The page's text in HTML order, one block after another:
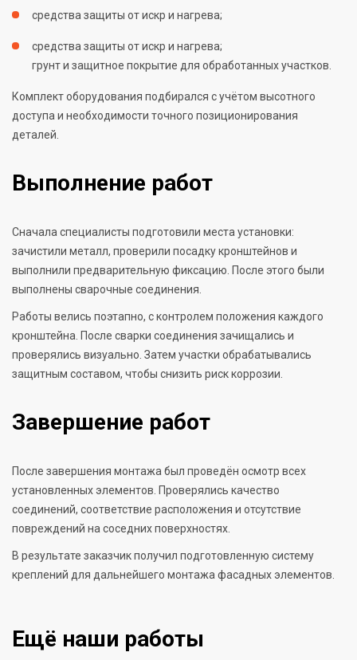
средства защиты от искр и нагрева;
средства защиты от искр и нагрева;
грунт и защитное покрытие для обработанных участков.
Комплект оборудования подбирался с учётом высотного
доступа и необходимости точного позиционирования
деталей.
Выполнение работ
Сначала специалисты подготовили места установки:
зачистили металл, проверили посадку кронштейнов и
выполнили предварительную фиксацию. После этого были
выполнены сварочные соединения.
Работы велись поэтапно, с контролем положения каждого
кронштейна. После сварки соединения зачищались и
проверялись визуально. Затем участки обрабатывались
защитным составом, чтобы снизить риск коррозии.
Завершение работ
После завершения монтажа был проведён осмотр всех
установленных элементов. Проверялись качество
соединений, соответствие расположения и отсутствие
повреждений на соседних поверхностях.
В результате заказчик получил подготовленную систему
креплений для дальнейшего монтажа фасадных элементов.
Ещё наши работы